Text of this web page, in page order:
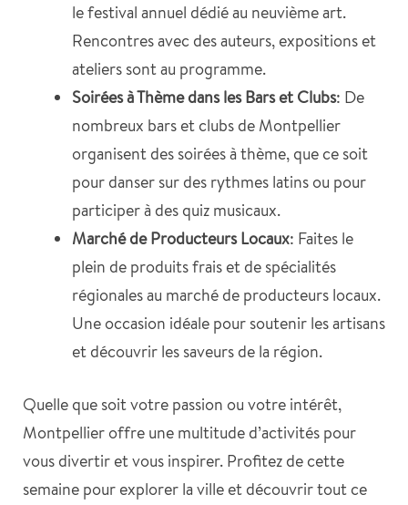
le festival annuel dédié au neuvième art.
Rencontres avec des auteurs, expositions et
ateliers sont au programme.
Soirées à Thème dans les Bars et Clubs: De
nombreux bars et clubs de Montpellier
organisent des soirées à thème, que ce soit
pour danser sur des rythmes latins ou pour
participer à des quiz musicaux.
Marché de Producteurs Locaux: Faites le
plein de produits frais et de spécialités
régionales au marché de producteurs locaux.
Une occasion idéale pour soutenir les artisans
et découvrir les saveurs de la région.
Quelle que soit votre passion ou votre intérêt,
Montpellier offre une multitude d’activités pour
vous divertir et vous inspirer. Profitez de cette
semaine pour explorer la ville et découvrir tout ce